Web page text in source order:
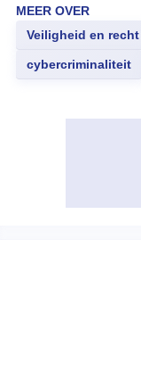
MEER OVER
Veiligheid en recht
cybercriminaliteit